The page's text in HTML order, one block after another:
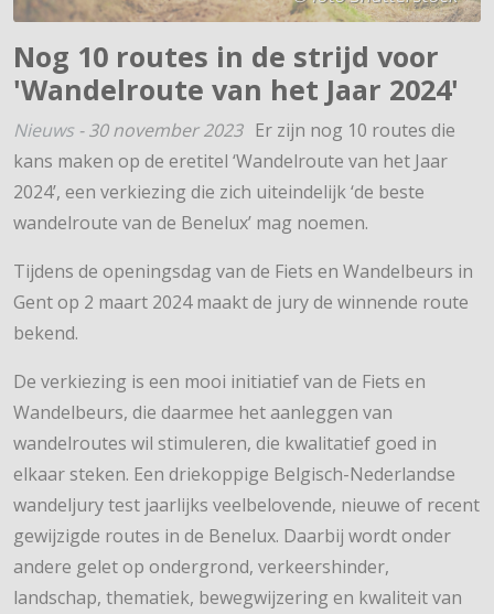
Nog 10 routes in de strijd voor
'Wandelroute van het Jaar 2024'
Nieuws -30 november 2023 Er zijn nog 10 routes die
kans maken op de eretitel ‘Wandelroute van het Jaar
2024’, een verkiezing die zich uiteindelijk ‘de beste
wandelroute van de Benelux’ mag noemen.
Tijdens de openingsdag van de Fiets en Wandelbeurs in
Gent op 2 maart 2024 maakt de jury de winnende route
bekend.
De verkiezing is een mooi initiatief van de Fiets en
Wandelbeurs, die daarmee het aanleggen van
wandelroutes wil stimuleren, die kwalitatief goed in
elkaar steken. Een driekoppige Belgisch-Nederlandse
wandeljury test jaarlijks veelbelovende, nieuwe of recent
gewijzigde routes in de Benelux. Daarbij wordt onder
andere gelet op ondergrond, verkeershinder,
landschap, thematiek, bewegwijzering en kwaliteit van